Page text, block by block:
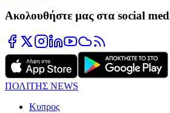
Ακολουθήστε μας στα social
ΠΟΛΙΤΗΣ NEWS
Κυπρος